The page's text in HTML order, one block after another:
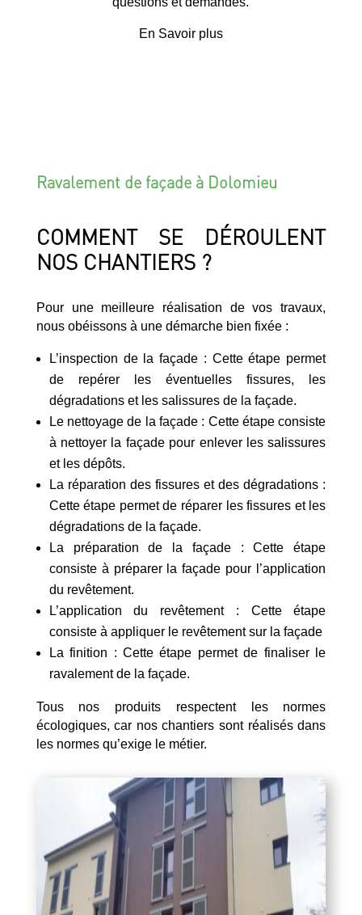
En Savoir plus
Ravalement de façade à Dolomieu
COMMENT SE DÉROULENT
NOS CHANTIERS ?
Pour une meilleure réalisation de vos travaux,
nous obéissons à une démarche bien fixée :
L’inspection de la façade : Cette étape permet
de repérer les éventuelles fissures, les
dégradations et les salissures de la façade.
Le nettoyage de la façade : Cette étape consiste
à nettoyer la façade pour enlever les salissures
et les dépôts.
La réparation des fissures et des dégradations :
Cette étape permet de réparer les fissures et les
dégradations de la façade.
La préparation de la façade : Cette étape
consiste à préparer la façade pour l’application
du revêtement.
L’application du revêtement : Cette étape
consiste à appliquer le revêtement sur la façade
La finition : Cette étape permet de finaliser le
ravalement de la façade.
Tous nos produits respectent les normes
écologiques, car nos chantiers sont réalisés dans
les normes qu’exige le métier.